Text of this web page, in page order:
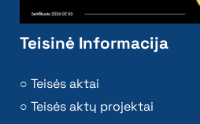
Teisinė Informacija
Teisės aktai
Teisės aktų projektai